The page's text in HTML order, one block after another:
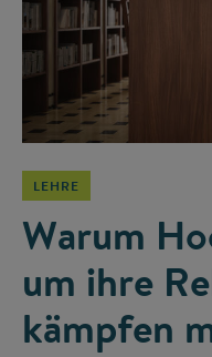
LEHRE
Warum
um ihre
kämpfen